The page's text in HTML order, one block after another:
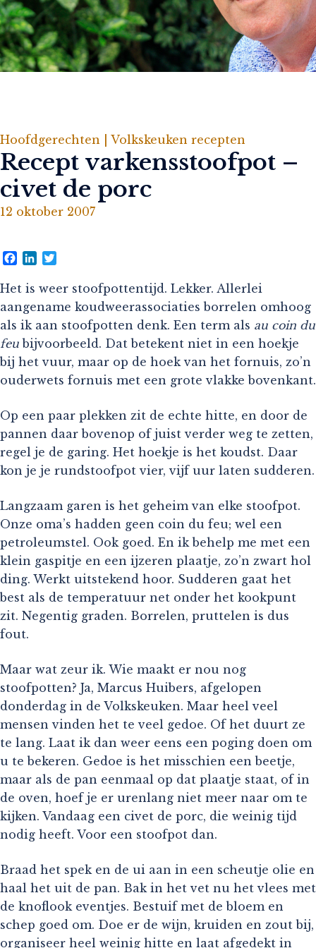
Hoofdgerechten | Volkskeuken recepten
Recept varkensstoofpot –
civet de porc
12 oktober 2007
Facebook
LinkedIn
Het is weer stoofpottentijd. Lekker. Allerlei
aangename koudweerassociaties borrelen omhoog
als ik aan stoofpotten denk. Een term als au coin du
feu bijvoorbeeld. Dat betekent niet in een hoekje
bij het vuur, maar op de hoek van het fornuis, zo’n
ouderwets fornuis met een grote vlakke bovenkant.
Op een paar plekken zit de echte hitte, en door de
pannen daar bovenop of juist verder weg te zetten,
regel je de garing. Het hoekje is het koudst. Daar
kon je je rundstoofpot vier, vijf uur laten sudderen.
Langzaam garen is het geheim van elke stoofpot.
Onze oma’s hadden geen coin du feu; wel een
petroleumstel. Ook goed. En ik behelp me met een
klein gaspitje en een ijzeren plaatje, zo’n zwart hol
ding. Werkt uitstekend hoor. Sudderen gaat het
best als de temperatuur net onder het kookpunt
zit. Negentig graden. Borrelen, pruttelen is dus
fout.
Maar wat zeur ik. Wie maakt er nou nog
stoofpotten? Ja, Marcus Huibers, afgelopen
donderdag in de Volkskeuken. Maar heel veel
mensen vinden het te veel gedoe. Of het duurt ze
te lang. Laat ik dan weer eens een poging doen om
u te bekeren. Gedoe is het misschien een beetje,
maar als de pan eenmaal op dat plaatje staat, of in
de oven, hoef je er urenlang niet meer naar om te
kijken. Vandaag een civet de porc, die weinig tijd
nodig heeft. Voor een stoofpot dan.
Braad het spek en de ui aan in een scheutje olie en
haal het uit de pan. Bak in het vet nu het vlees met
de knoflook eventjes. Bestuif met de bloem en
schep goed om. Doe er de wijn, kruiden en zout bij,
organiseer heel weinig hitte en laat afgedekt in